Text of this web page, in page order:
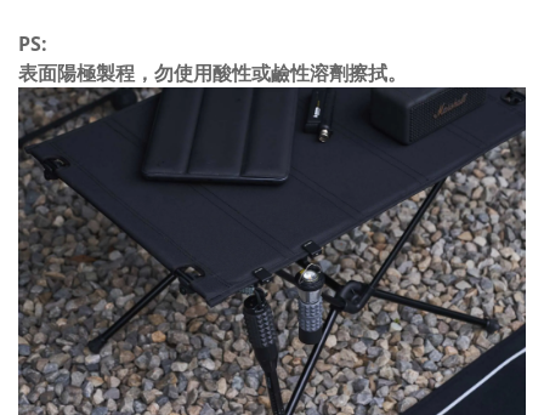
PS:
表面陽極製程，勿使用酸性或鹼性溶劑擦拭。